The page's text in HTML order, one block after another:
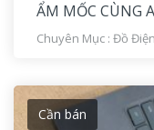
ẨM MỐC CÙNG
Chuyên Mục : Đồ
Cần bán